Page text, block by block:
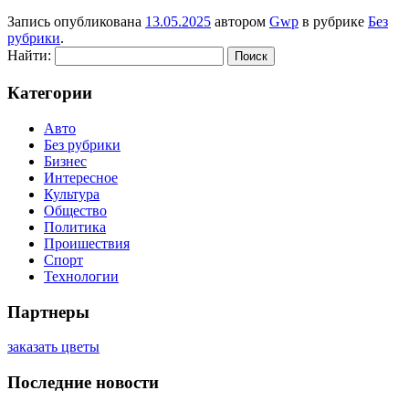
Запись опубликована 13.05.2025 автором Gwp в рубрике Без
рубрики.
Найти:
Категории
Авто
Без рубрики
Бизнес
Интересное
Культура
Общество
Политика
Проишествия
Спорт
Технологии
Партнеры
заказать цветы
Последние новости